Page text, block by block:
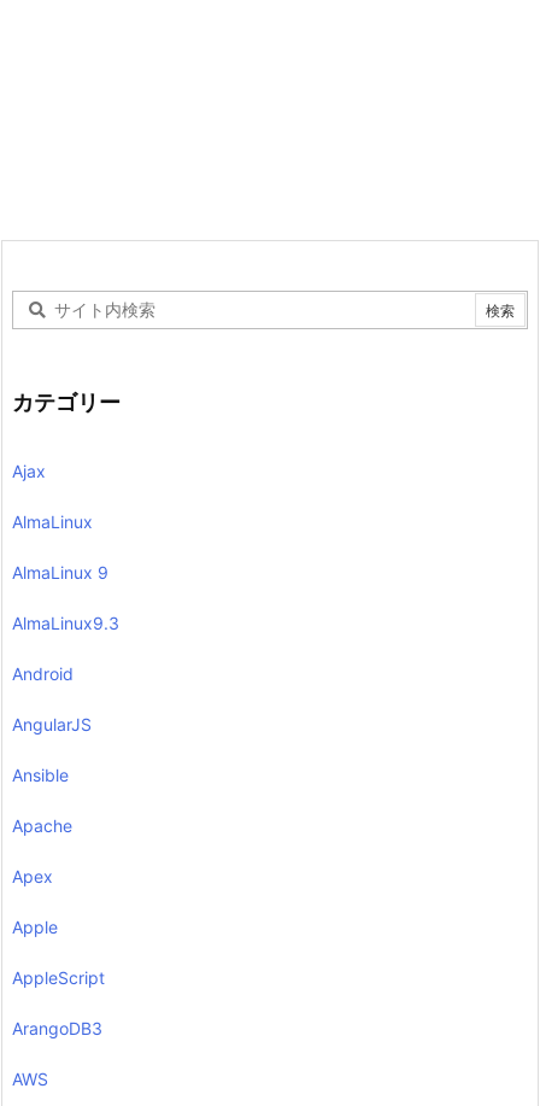
カテゴリー
Ajax
AlmaLinux
AlmaLinux 9
AlmaLinux9.3
Android
AngularJS
Ansible
Apache
Apex
Apple
AppleScript
ArangoDB3
AWS